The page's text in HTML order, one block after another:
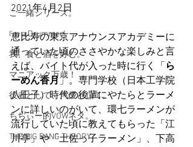
ご一緒シリーズ。
I'm a Drummer!
我、食と酒を好む。
マニアック万歳！
役者として、声優として。
ちぢぃー的VOWネタ。
THE BIG BANG THEORY
2021年4月2日
恵比寿の東京アナウンスアカデミーに
通っていた頃のささやかな楽しみと言
えば、バイト代が入った時に行く「 ら
ーめん香月」。専門学校（日本工学院
八王子）時代の後輩にやたらとラーメ
ンに詳しいのがいて、環七ラーメンが
流行していた頃に教えてもらった「江
川亭」や「土佐っ子ラーメン」、下高